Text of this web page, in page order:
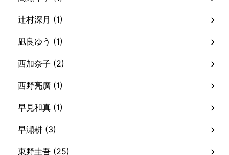
辻村深月 (1)
凪良ゆう (1)
西加奈子 (2)
西野亮廣 (1)
早見和真 (1)
早瀬耕 (3)
東野圭吾 (25)